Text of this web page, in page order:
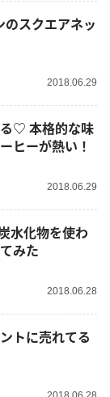
のスクエアネッ
2018.06.29
♡ 本格的な味
ヒーが熱い！
2018.06.29
水化物を使わ
みた
2018.06.28
トに売れてる